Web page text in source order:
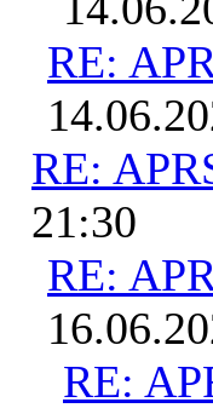
RE:
RE:
21:30
RE:
RE: